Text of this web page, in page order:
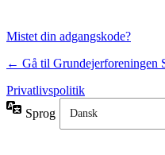
Mistet din adgangskode?
← Gå til Grundejerforeningen
Privatlivspolitik
Sprog